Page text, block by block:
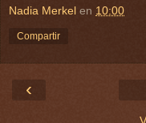
Nadia Merkel en 10:00
Compartir
‹